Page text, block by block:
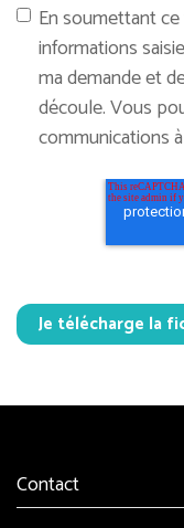
En soumettant
informations
ma demande et
découle. Vous
communications
Contact